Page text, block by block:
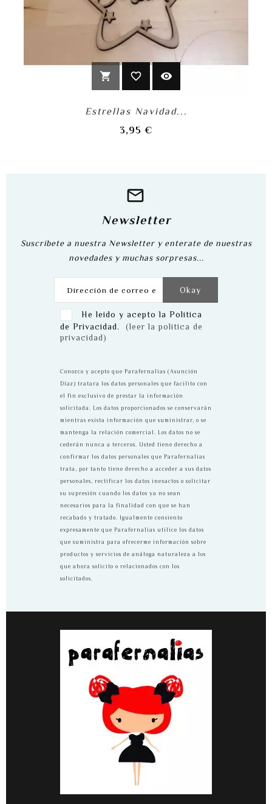
shopping_cart favorite_border visibility
Estrellas Navidad...
3,95 €
Newsletter
Suscribete a nuestra Newsletter y enterate de nuestras
novedades y muchas sorpresas...
He leido y acepto la Política
de Privacidad. (leer la política de
privacidad)
Conozco y acepto que Parafernalias (Asunción
Díaz) tratara los datos personales que facilito con
el fin exclusivo de prestar la información
solicitada. Los datos proporcionados se conservarán
mientras exista información que suministrar, o se
mantenga la relación comercial. Los datos no se
cederán nunca a terceros. Usted tiene derecho a
confirmar los datos personales que Parafernalias
trata, por tanto tiene derecho a acceder a sus datos
personales, rectificar los datos inexactos o solicitar
su supresión cuando los datos ya no sean
necesarios para la finalidad con que se han
recabado y tratado. Igualmente consiento
expresamente que Parafernalias utilice los datos
que suministra para ofrecerme información sobre
productos y servicios de análoga naturaleza a los
que ahora solicito o relacionados con los
solicitados.